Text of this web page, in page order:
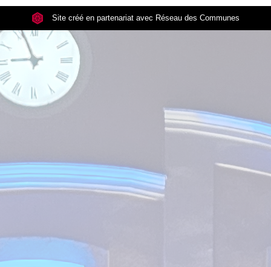
Site créé en partenariat avec Réseau des Communes